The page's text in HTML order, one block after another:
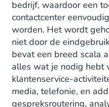
bedrijf, waardoor een
contactcenter
worden. Het wordt
niet door de
bevat een breed scala
alles wat je nodig hebt
klantenservice-
media, telefonie, en
gespreksroutering,